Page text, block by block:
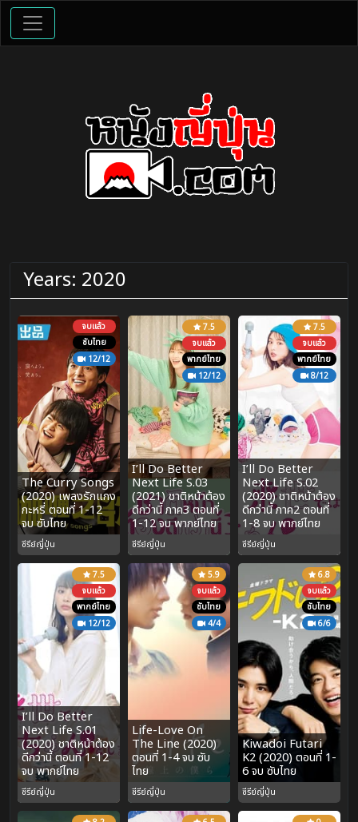
Years: 2020
จบแล้ว
ซับไทย
12/12
The Curry Songs
(2020) เพลงรักแกง
กะหรี่ ตอนที่ 1-12
จบ ซับไทย
ซีรีย์ญี่ปุ่น
7.5
จบแล้ว
พากย์ไทย
12/12
I’ll Do Better
Next Life S.03
(2021) ชาติหน้าต้อง
ดีกว่านี้ ภาค3 ตอนที่
1-12 จบ พากย์ไทย
ซีรีย์ญี่ปุ่น
7.5
จบแล้ว
พากย์ไทย
8/12
I’ll Do Better
Next Life S.02
(2020) ชาติหน้าต้อง
ดีกว่านี้ ภาค2 ตอนที่
1-8 จบ พากย์ไทย
ซีรีย์ญี่ปุ่น
7.5
จบแล้ว
พากย์ไทย
12/12
I’ll Do Better
Next Life S.01
(2020) ชาติหน้าต้อง
ดีกว่านี้ ตอนที่ 1-12
จบ พากย์ไทย
ซีรีย์ญี่ปุ่น
5.9
จบแล้ว
ซับไทย
4/4
Life-Love On
The Line (2020)
ตอนที่ 1-4 จบ ซับ
ไทย
ซีรีย์ญี่ปุ่น
6.8
จบแล้ว
ซับไทย
6/6
Kiwadoi Futari
K2 (2020) ตอนที่ 1-
6 จบ ซับไทย
ซีรีย์ญี่ปุ่น